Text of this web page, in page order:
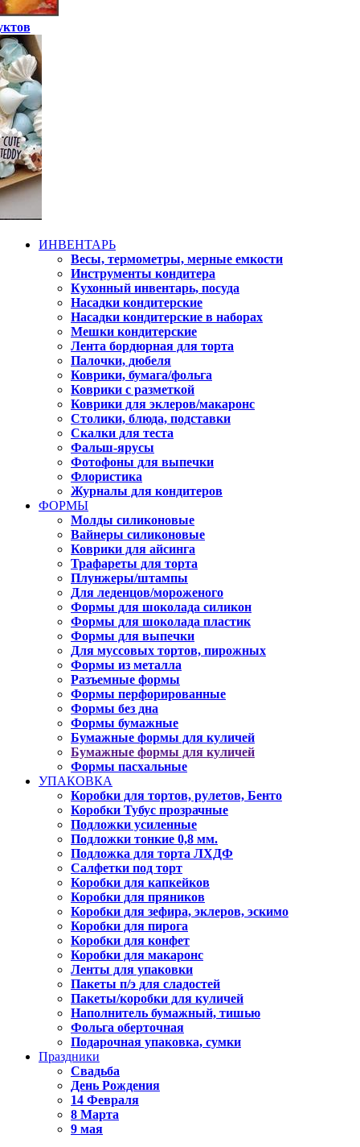
ИНВЕНТАРЬ
Весы, термометры, мерные емкости
Инструменты кондитера
Кухонный инвентарь, посуда
Насадки кондитерские
Насадки кондитерские в наборах
Мешки кондитерские
Лента бордюрная для торта
Палочки, дюбеля
Коврики, бумага/фольга
Коврики с разметкой
Коврики для эклеров/макаронс
Столики, блюда, подставки
Скалки для теста
Фальш-ярусы
Фотофоны для выпечки
Флористика
Журналы для кондитеров
ФОРМЫ
Молды силиконовые
Вайнеры силиконовые
Коврики для айсинга
Трафареты для торта
Плунжеры/штампы
Для леденцов/мороженого
Формы для шоколада силикон
Формы для шоколада пластик
Формы для выпечки
Для муссовых тортов, пирожных
Формы из металла
Разъемные формы
Формы перфорированные
Формы без дна
Формы бумажные
Бумажные формы для куличей
Бумажные формы для куличей
Формы пасхальные
УПАКОВКА
Коробки для тортов, рулетов, Бенто
Коробки Тубус прозрачные
Подложки усиленные
Подложки тонкие 0,8 мм.
Подложка для торта ЛХДФ
Салфетки под торт
Коробки для капкейков
Коробки для пряников
Коробки для зефира, эклеров, эскимо
Коробки для пирога
Коробки для конфет
Коробки для макаронс
Ленты для упаковки
Пакеты п/э для сладостей
Пакеты/коробки для куличей
Наполнитель бумажный, тишью
Фольга оберточная
Подарочная упаковка, сумки
Праздники
Свадьба
День Рождения
14 Февраля
8 Марта
9 мая